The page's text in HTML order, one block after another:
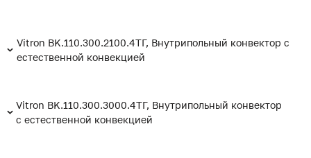
Vitron BK.110.300.2100.4ТГ, Внутрипольный конвектор с
естественной конвекцией
Vitron BK.110.300.3000.4ТГ, Внутрипольный конвектор
с естественной конвекцией